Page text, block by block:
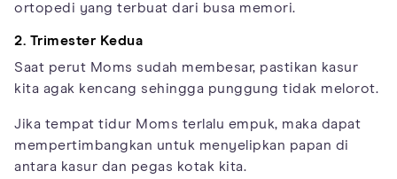
ortopedi yang terbuat dari busa memori.
2. Trimester Kedua
Saat perut Moms sudah membesar, pastikan kasur
kita agak kencang sehingga punggung tidak melorot.
Jika tempat tidur Moms terlalu empuk, maka dapat
mempertimbangkan untuk menyelipkan papan di
antara kasur dan pegas kotak kita.